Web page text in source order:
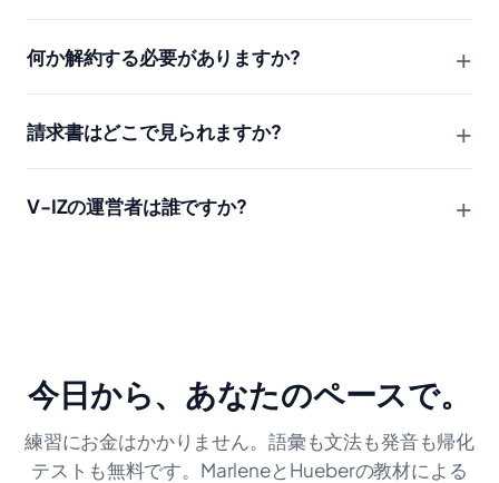
何か解約する必要がありますか? +
請求書はどこで見られますか? +
V-IZの運営者は誰ですか? +
今日から、あなたのペースで。
練習にお金はかかりません。語彙も文法も発音も帰化
テストも無料です。MarleneとHueberの教材による